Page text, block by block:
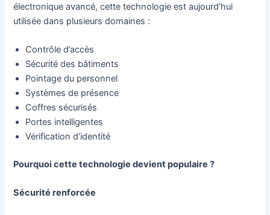
électronique avancé, cette technologie est aujourd’hui
utilisée dans plusieurs domaines :
Contrôle d’accès
Sécurité des bâtiments
Pointage du personnel
Systèmes de présence
Coffres sécurisés
Portes intelligentes
Vérification d’identité
Pourquoi cette technologie devient populaire ?
Sécurité renforcée